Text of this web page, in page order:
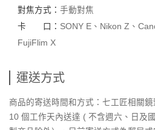
對焦方式： 手動對焦
卡 口： SONY E、Nikon Z、
FujiFlim X
運送方式
商品的寄送時間和方式：七工匠相關
10 個工作天內送達 ( 不含週六、日及